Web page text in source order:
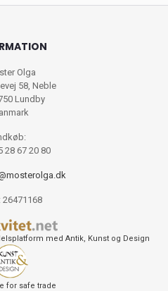
Olga
58, Neble
Lundby
28 67 20 80
26471168
med Antik, Kunst og Design
for safe trade